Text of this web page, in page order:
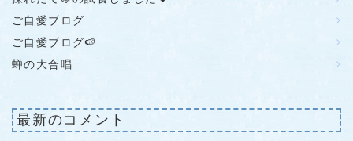
ご自愛ブログ
ご自愛ブログ🍉
蝉の大合唱
最新のコメント